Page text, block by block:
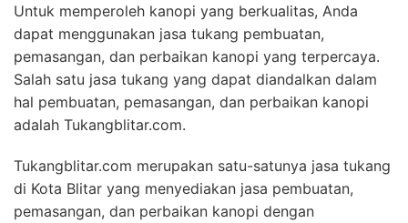
Untuk memperoleh kanopi yang berkualitas, Anda
dapat menggunakan jasa tukang pembuatan,
pemasangan, dan perbaikan kanopi yang terpercaya.
Salah satu jasa tukang yang dapat diandalkan dalam
hal pembuatan, pemasangan, dan perbaikan kanopi
adalah Tukangblitar.com.
Tukangblitar.com merupakan satu-satunya jasa tukang
di Kota Blitar yang menyediakan jasa pembuatan,
pemasangan, dan perbaikan kanopi dengan